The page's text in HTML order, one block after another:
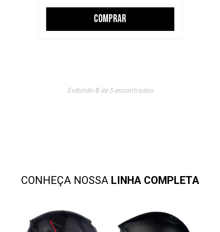
COMPRAR
Exibindo 5de 5encontrados
CONHEÇA NOSSA LINHA COMPLETA